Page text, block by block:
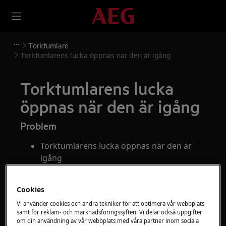
Torktumlare
Torktumlarens lucka öppnas när den är igång
Torktumlarens lucka
öppnas när den är igång
Problem
Torktumlarens lucka öppnas när den är
igång
Gäller
Torktumlare
Cookies
Vi använder cookies och andra tekniker för att optimera vår webbplats
samt för reklam- och marknadsföringssyften. Vi delar också uppgifter
om din användning av vår webbplats med våra partner inom sociala